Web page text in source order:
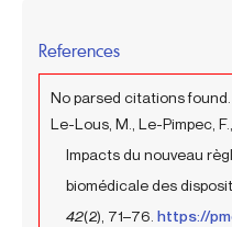
References
No parsed citations
Le-Lous, M., Le-Pimpec,
Impacts du nouveau
biomédicale des
42(2), 71–76. https://